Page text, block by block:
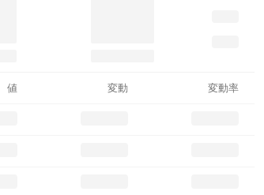
値 変動 変動率